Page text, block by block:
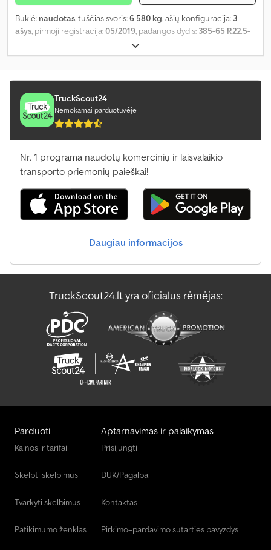
Būklė: naudotas, tuščias svoris:6 580 kg, ašių konfigūracija: 3
ašys , pirmoji registracija:05/2019 , padangos dydis: 385-65 R22.5-
2019
TruckScout24
Nemokamai parduotuvėje
Nr. 1 programa naudotų komercinių ir laisvalaikio
transporto priemonių paieškai!
Daugiau informacijos
TruckScout24.lt yra oficialus rėmėjas:
Parduoti
Kainos ir tarifai
Skelbti skelbimus
Tvarkyti skelbimus
Patikimumo ženklas
Aptarnavimas ir palaikymas
Prisijungti
DUK/Pagalba
Kontaktas
Pirkimo–pardavimo sutarties pavyzdys